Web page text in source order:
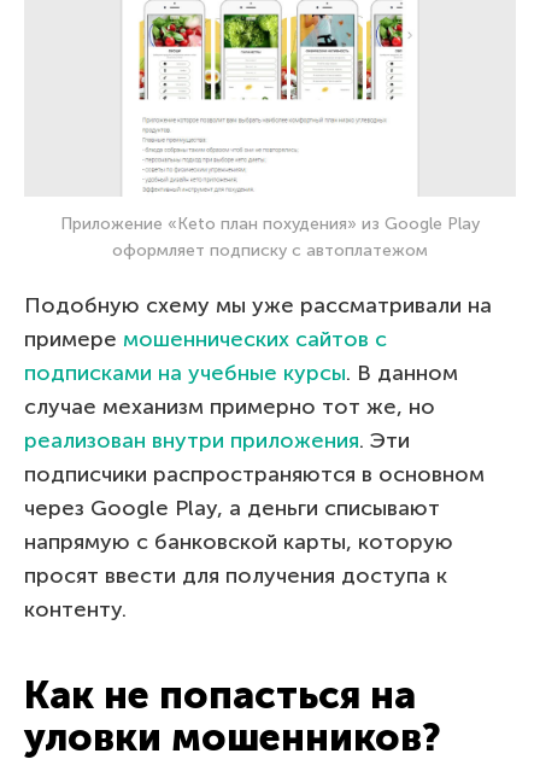
Приложение «Keto план похудения» из Google Play
оформляет подписку с автоплатежом
Подобную схему мы уже рассматривали на
примере мошеннических сайтов с
подписками на учебные курсы. В данном
случае механизм примерно тот же, но
реализован внутри приложения. Эти
подписчики распространяются в основном
через Google Play, а деньги списывают
напрямую с банковской карты, которую
просят ввести для получения доступа к
контенту.
Как не попасться на
уловки мошенников?